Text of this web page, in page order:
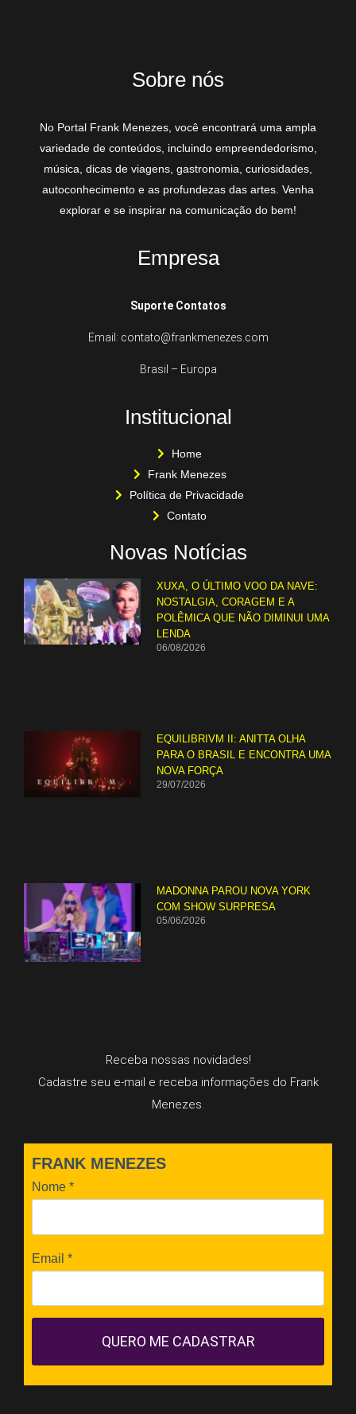
Sobre nós
No Portal Frank Menezes, você encontrará uma ampla
variedade de conteúdos, incluindo empreendedorismo,
música, dicas de viagens, gastronomia, curiosidades,
autoconhecimento e as profundezas das artes. Venha
explorar e se inspirar na comunicação do bem!
Empresa
Suporte Contatos
Email: contato@frankmenezes.com
Brasil – Europa
Institucional
Home
Frank Menezes
Política de Privacidade
Contato
Novas Notícias
XUXA, O ÚLTIMO VOO DA NAVE:
NOSTALGIA, CORAGEM E A
POLÊMICA QUE NÃO DIMINUI UMA
LENDA
06/08/2026
EQUILIBRIVM II: ANITTA OLHA
PARA O BRASIL E ENCONTRA UMA
NOVA FORÇA
29/07/2026
MADONNA PAROU NOVA YORK
COM SHOW SURPRESA
05/06/2026
Receba nossas novidades!
Cadastre seu e-mail e receba informações do Frank
Menezes.
FRANK MENEZES
Nome *
Email *
QUERO ME CADASTRAR